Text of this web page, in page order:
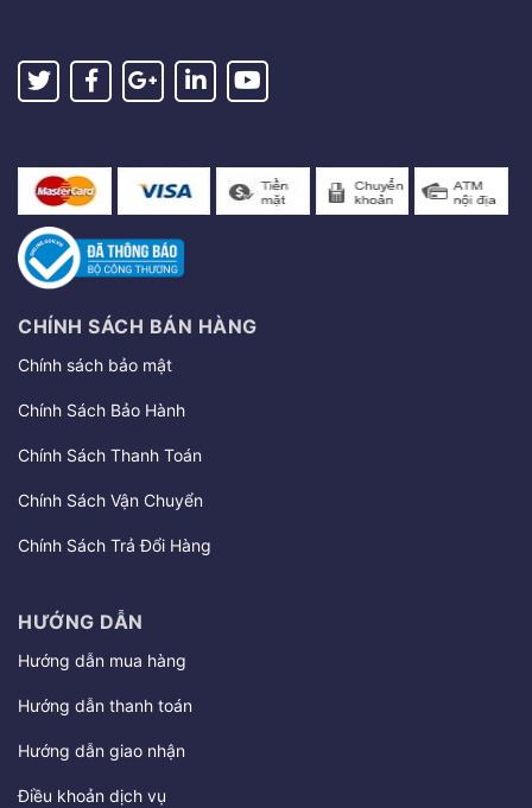
CHÍNH SÁCH BÁN HÀNG
Chính sách bảo mật
Chính Sách Bảo Hành
Chính Sách Thanh Toán
Chính Sách Vận Chuyển
Chính Sách Trả Đổi Hàng
HƯỚNG DẪN
Hướng dẫn mua hàng
Hướng dẫn thanh toán
Hướng dẫn giao nhận
Điều khoản dịch vụ